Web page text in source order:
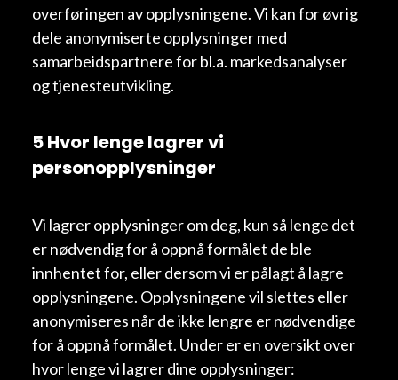
overføringen av opplysningene. Vi kan for øvrig
dele anonymiserte opplysninger med
samarbeidspartnere for bl.a. markedsanalyser
og tjenesteutvikling.
5 Hvor lenge lagrer vi
personopplysninger
Vi lagrer opplysninger om deg, kun så lenge det
er nødvendig for å oppnå formålet de ble
innhentet for, eller dersom vi er pålagt å lagre
opplysningene. Opplysningene vil slettes eller
anonymiseres når de ikke lengre er nødvendige
for å oppnå formålet. Under er en oversikt over
hvor lenge vi lagrer dine opplysninger: